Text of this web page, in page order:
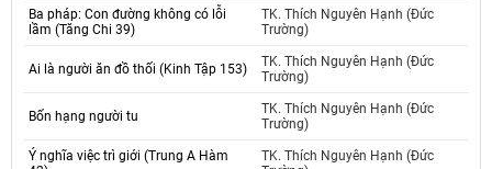
Ba pháp: Con đường không có lỗi
lầm (Tăng Chi 39)
TK. Thích Nguyên Hạnh (Đức
Trường)
Ai là người ăn đồ thối (Kinh Tập 153)
TK. Thích Nguyên Hạnh (Đức
Trường)
Bốn hạng người tu
TK. Thích Nguyên Hạnh (Đức
Trường)
Ý nghĩa việc trì giới (Trung A Hàm
TK. Thích Nguyên Hạnh (Đức